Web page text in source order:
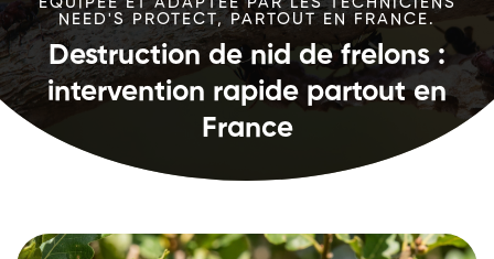
NEED'S PROTECT, PARTOUT EN FRANCE.
Destruction de nid de frelons :
intervention rapide partout en
France